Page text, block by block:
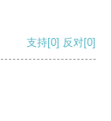
支持[0] 反对[0]